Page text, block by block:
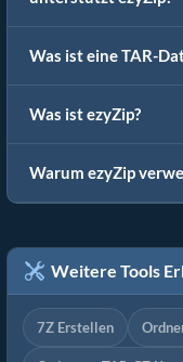
Was ist eine TAR-
Was ist ezyZip?
Warum ezyZip
Weitere Tools
7Z Erstellen